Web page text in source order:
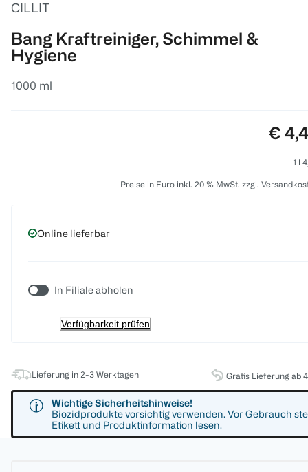
CILLIT
Bang Kraftreiniger, Schimmel &
Hygiene
1000 ml
€
1 l
Preise in Euro inkl. 20 % MwSt. zzgl.
Online lieferbar
In Filiale abholen
Verfügbarkeit prüfen
Lieferung in 2-3 Werktagen Gratis Lieferung ab
Wichtige Sicherheitshinweise!
Biozidprodukte vorsichtig verwenden. Vor Gebrauch
Etikett und Produktinformation lesen.